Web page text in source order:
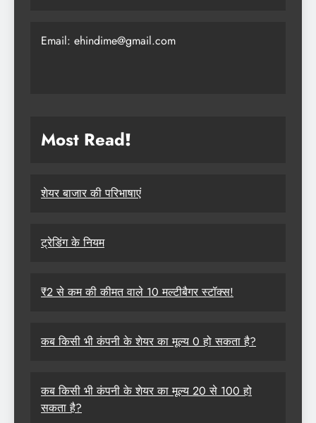
Email: ehindime@gmail.com
Most Read!
शेयर बाजार की परिभाषाएं
ट्रेडिंग के नियम
₹2 से कम की कीमत वाले 10 मल्टीबैगर स्टॉक्स!
कब किसी भी कंपनी के शेयर का मूल्य 0 हो सकता है?
कब किसी भी कंपनी के शेयर का मूल्य 20 से 100 हो
सकता है?